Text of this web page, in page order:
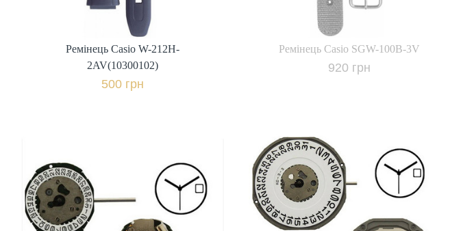
+ порівняти
Купити в 1 клік
Ремінець Casio W-212H-
2AV(10300102)
500 грн
+ порівняти
Повідомити про наявність
Ремінець Casio SGW-100B-3V
920 грн
Miyota 2015(3)
Виробник: Японія,
Miyota 2415(3)
Виробник: Японія,